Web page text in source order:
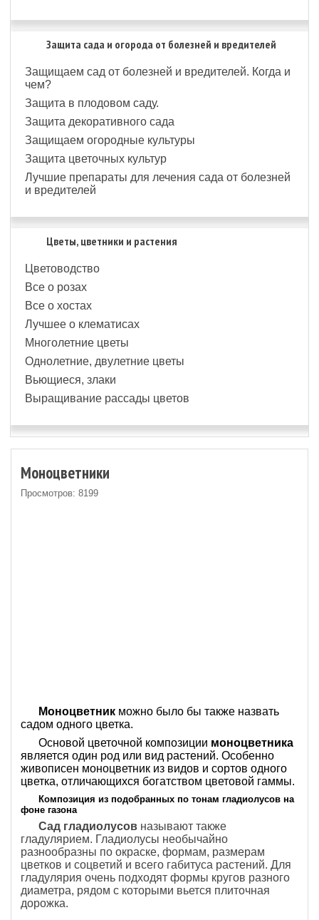
Защита сада и огорода от болезней и вредителей
Защищаем сад от болезней и вредителей. Когда и
чем?
Защита в плодовом саду.
Защита декоративного сада
Защищаем огородные культуры
Защита цветочных культур
Лучшие препараты для лечения сада от болезней
и вредителей
Цветы, цветники и растения
Цветоводство
Все о розах
Все о хостах
Лучшее о клематисах
Многолетние цветы
Однолетние, двулетние цветы
Вьющиеся, злаки
Выращивание рассады цветов
Моноцветники
Просмотров: 8199
Моноцветник можно было бы также назвать
садом одного цветка.
Основой цветочной композиции моноцветника
является один род или вид растений. Особенно
живописен моноцветник из видов и сортов одного
цветка, отличающихся богатством цветовой гаммы.
Композиция из подобранных по тонам гладиолусов на
фоне газона
Сад гладиолусовназывают также
гладулярием. Гладиолусы необычайно
разнообразны по окраске, формам, размерам
цветков и соцветий и всего габитуса растений. Для
гладулярия очень подходят формы кругов разного
диаметра, рядом с которыми вьется плиточная
дорожка.